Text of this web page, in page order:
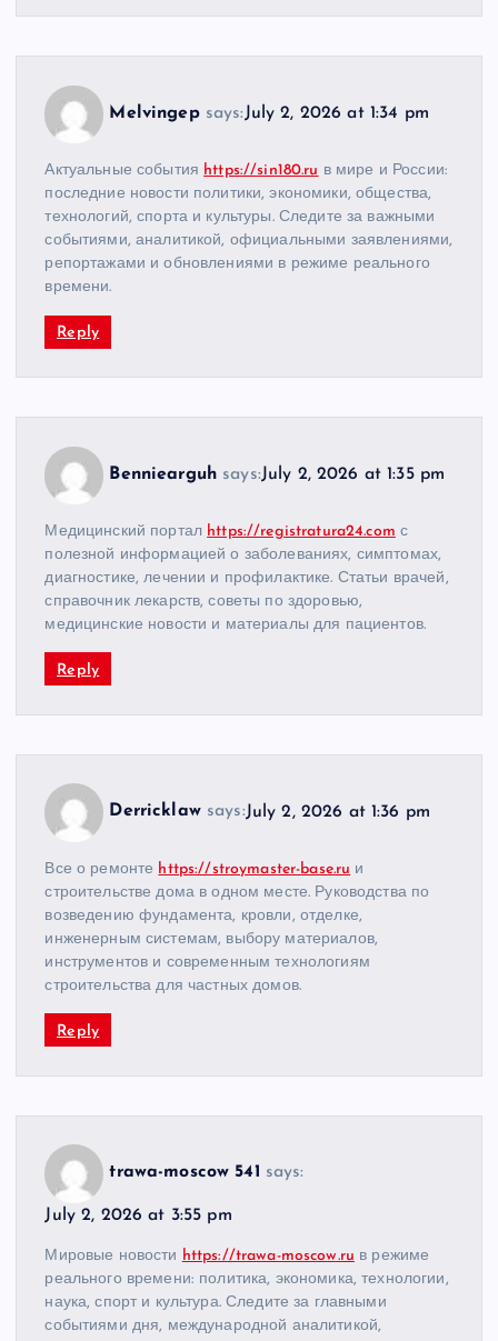
Melvingep says: July 2, 2026 at 1:34 pm
Актуальные события https://sin180.ru в мире и России:
последние новости политики, экономики, общества,
технологий, спорта и культуры. Следите за важными
событиями, аналитикой, официальными заявлениями,
репортажами и обновлениями в режиме реального
времени.
Reply
Benniearguh says:July 2, 2026 at 1:35 pm
Медицинский портал https://registratura24.com с
полезной информацией о заболеваниях, симптомах,
диагностике, лечении и профилактике. Статьи врачей,
справочник лекарств, советы по здоровью,
медицинские новости и материалы для пациентов.
Reply
Derricklaw says:July 2, 2026 at 1:36 pm
Все о ремонте https://stroymaster-base.ru и
строительстве дома в одном месте. Руководства по
возведению фундамента, кровли, отделке,
инженерным системам, выбору материалов,
инструментов и современным технологиям
строительства для частных домов.
Reply
trawa-moscow 541 says:
July 2, 2026 at 3:55 pm
Мировые новости https://trawa-moscow.ru в режиме
реального времени: политика, экономика, технологии,
наука, спорт и культура. Следите за главными
событиями дня, международной аналитикой,